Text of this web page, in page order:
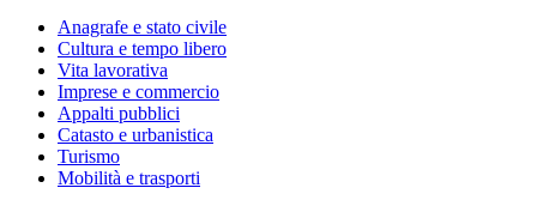
Anagrafe e stato civile
Cultura e tempo libero
Vita lavorativa
Imprese e commercio
Appalti pubblici
Catasto e urbanistica
Turismo
Mobilità e trasporti